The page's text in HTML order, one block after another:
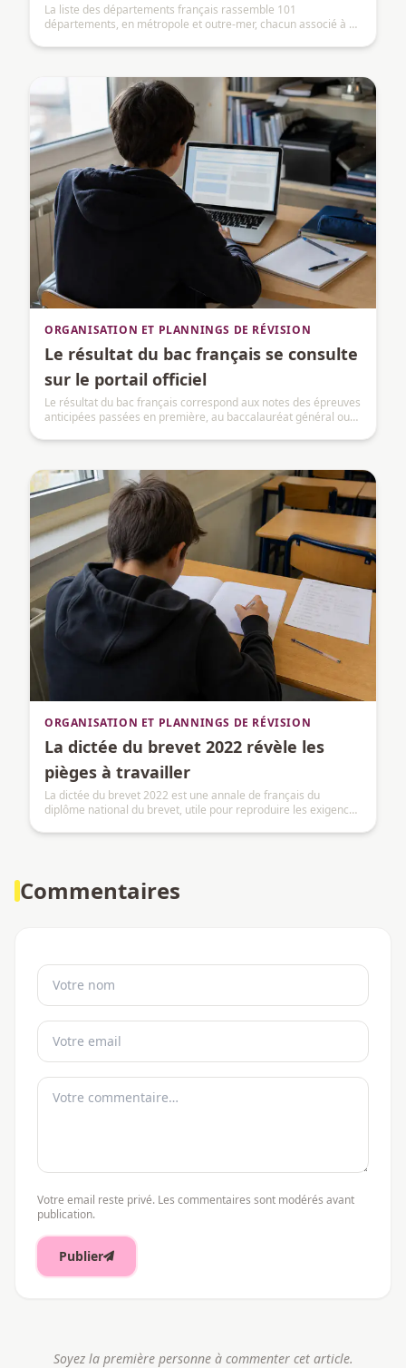
La liste des départements français rassemble 101
départements, en métropole et outre-mer, chacun associé à un
ORGANISATION ET PLANNINGS DE RÉVISION
Le résultat du bac français se consulte
sur le portail officiel
Le résultat du bac français correspond aux notes des épreuves
anticipées passées en première, au baccalauréat général ou
ORGANISATION ET PLANNINGS DE RÉVISION
La dictée du brevet 2022 révèle les
pièges à travailler
La dictée du brevet 2022 est une annale de français du
diplôme national du brevet, utile pour reproduire les exigences
Commentaires
Votre email reste privé. Les commentaires sont modérés avant
publication.
Publier
Soyez la première personne à commenter cet article.